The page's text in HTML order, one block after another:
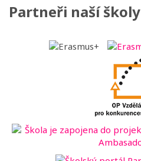
Partneři naší školy